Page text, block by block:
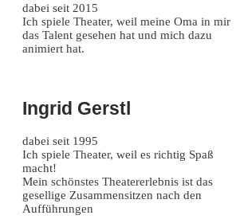
dabei seit 2015
Ich spiele Theater, weil meine Oma in mir
das Talent gesehen hat und mich dazu
animiert hat.
Ingrid Gerstl
dabei seit 1995
Ich spiele Theater, weil es richtig Spaß
macht!
Mein schönstes Theatererlebnis ist das
gesellige Zusammensitzen nach den
Aufführungen